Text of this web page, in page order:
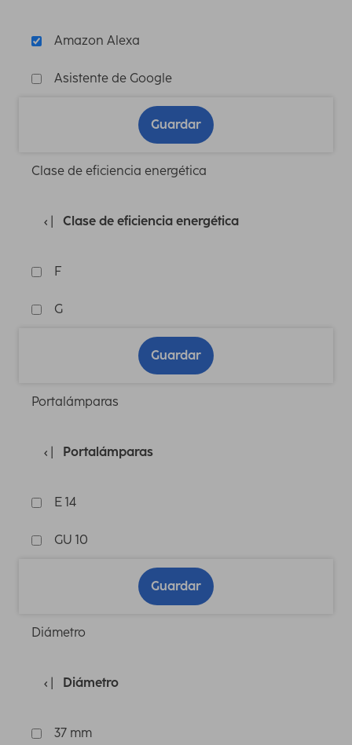
Amazon Alexa
Asistente de Google
Guardar
Clase de eficiencia energética
Clase de eficiencia energética
F
G
Guardar
Portalámparas
Portalámparas
E 14
GU 10
Guardar
Diámetro
Diámetro
37 mm